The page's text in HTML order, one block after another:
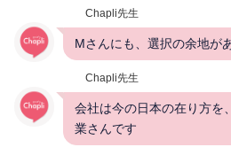
Chapli先生
Mさんにも、選択の余地が
Chapli先生
会社は今の日本の在り方を
業さんです